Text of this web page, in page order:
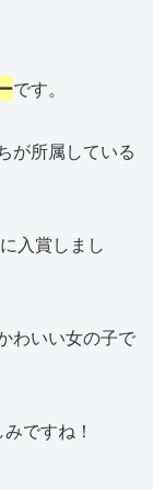
です。
が所属している
入賞しまし
わいい女の子で
ですね！